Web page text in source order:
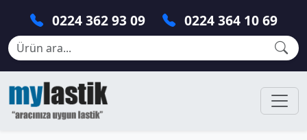
0224 362 93 09 0224 364 10 69